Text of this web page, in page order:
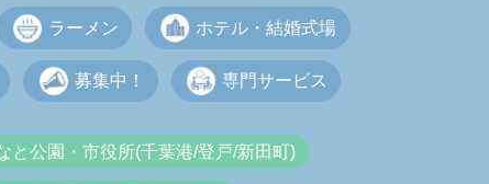
ラーメン ホテル・結婚式場
募集中！ 専門サービス
と公園・市役所(千葉港/登戸/新田町)